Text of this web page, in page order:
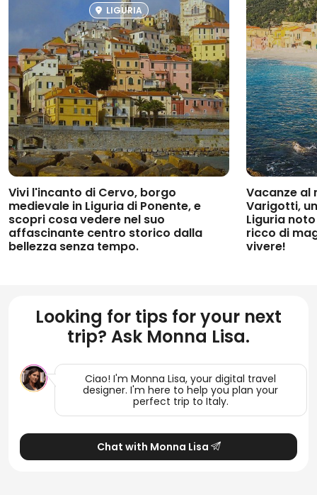
LIGURIA
Vivi l'incanto di Cervo, borgo
medievale in Liguria di Ponente, e
scopri cosa vedere nel suo
affascinante centro storico dalla
bellezza senza tempo.
Vacanze al
Varigotti,
Liguria
ricco di
vivere!
Looking for tips for your next
trip? Ask Monna Lisa.
Ciao! I'm Monna Lisa, your digital travel
designer. I'm here to help you plan your
perfect trip to Italy.
Chat with Monna Lisa